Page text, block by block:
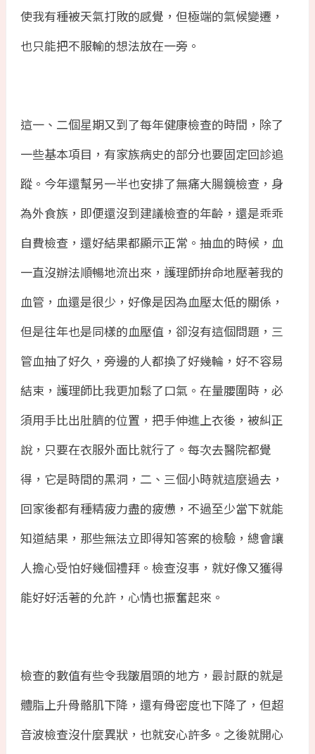
使我有種被天氣打敗的感覺，但極端的氣候變遷，
也只能把不服輸的想法放在一旁。
這一、二個星期又到了每年健康檢查的時間，除了
一些基本項目，有家族病史的部分也要固定回診追
蹤。今年還幫另一半也安排了無痛大腸鏡檢查，身
為外食族，即便還沒到建議檢查的年齡，還是乖乖
自費檢查，還好結果都顯示正常。抽血的時候，血
一直沒辦法順暢地流出來，護理師拚命地壓著我的
血管，血還是很少，好像是因為血壓太低的關係，
但是往年也是同樣的血壓值，卻沒有這個問題，三
管血抽了好久，旁邊的人都換了好幾輪，好不容易
結束，護理師比我更加鬆了口氣。在量腰圍時，必
須用手比出肚臍的位置，把手伸進上衣後，被糾正
說，只要在衣服外面比就行了。每次去醫院都覺
得，它是時間的黑洞，二、三個小時就這麼過去，
回家後都有種精疲力盡的疲憊，不過至少當下就能
知道結果，那些無法立即得知答案的檢驗，總會讓
人擔心受怕好幾個禮拜。檢查沒事，就好像又獲得
能好好活著的允許，心情也振奮起來。
檢查的數值有些令我皺眉頭的地方，最討厭的就是
體脂上升骨骼肌下降，還有骨密度也下降了，但超
音波檢查沒什麼異狀，也就安心許多。之後就開心